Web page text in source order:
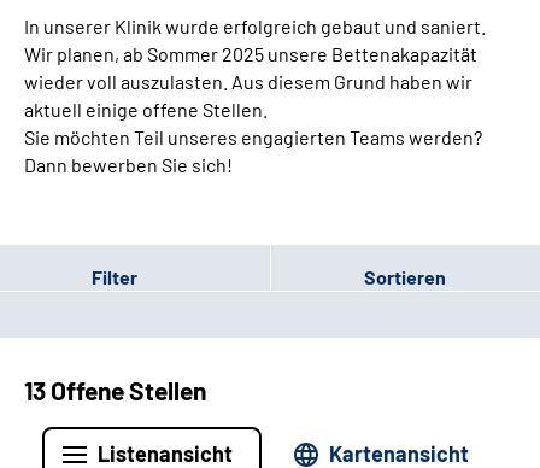
In unserer Klinik wurde erfolgreich gebaut und saniert.
Wir planen, ab Sommer 2025 unsere Bettenakapazität
wieder voll auszulasten. Aus diesem Grund haben wir
aktuell einige offene Stellen.
Sie möchten Teil unseres engagierten Teams werden?
Dann bewerben Sie sich!
Filter Sortieren
13 Offene Stellen
Listenansicht Kartenansicht